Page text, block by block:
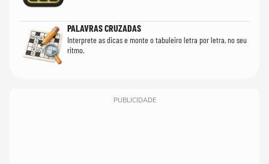
PALAVRAS CRUZADAS
Interprete as dicas e monte o tabuleiro letra por letra, no seu
ritmo.
PUBLICIDADE